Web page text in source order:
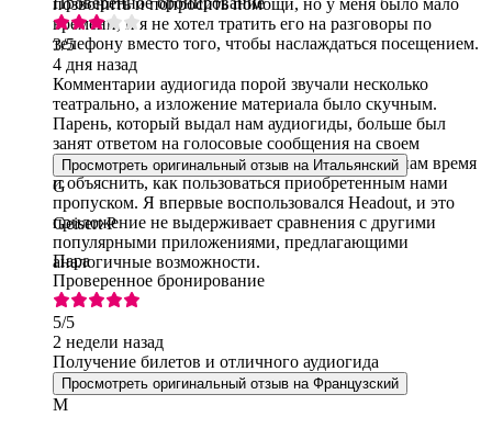
времени, и я не хотел тратить его на разговоры по
телефону вместо того, чтобы наслаждаться посещением.
3/5
4 дня назад
Комментарии аудиогида порой звучали несколько
театрально, а изложение материала было скучным.
Парень, который выдал нам аудиогиды, больше был
занят ответом на голосовые сообщения на своем
мобильном телефоне, чем тем, чтобы уделить нам время
и объяснить, как пользоваться приобретенным нами
пропуском. Я впервые воспользовался Headout, и это
приложение не выдерживает сравнения с другими
популярными приложениями, предлагающими
аналогичные возможности.
Просмотреть оригинальный отзыв на Итальянский
G
Geisert P
Пара
Проверенное бронирование
5/5
2 недели назад
Получение билетов и отличного аудиогида
Просмотреть оригинальный отзыв на Французский
M